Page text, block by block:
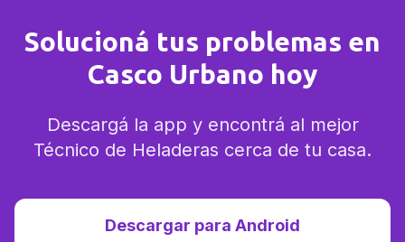
Solucioná tus problemas en
Casco Urbano hoy
Descargá la app y encontrá al mejor
Técnico de Heladeras cerca de tu casa.
Descargar para Android